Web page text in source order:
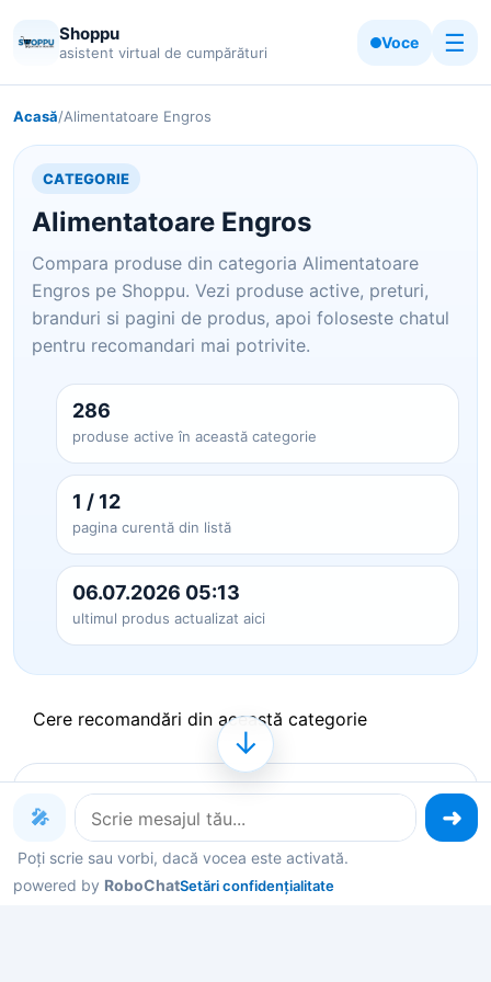
Shoppu
asistent virtual de cumpărături
Voce ☰
Acasă/Alimentatoare Engros
CATEGORIE
Alimentatoare Engros
Compara produse din categoria Alimentatoare
Engros pe Shoppu. Vezi produse active, preturi,
branduri si pagini de produs, apoi foloseste chatul
pentru recomandari mai potrivite.
286
produse active în această categorie
1 / 12
pagina curentă din listă
06.07.2026 05:13
ultimul produs actualizat aici
Cere recomandări din această categorie
Produse pe care le poți explora
acum
Deschide un produs ca să vezi detalii, sau spune-
🎤
Poți scrie sau vorbi, dacă vocea este activată.
powered by RoboChatSetări confidențialitate
↓